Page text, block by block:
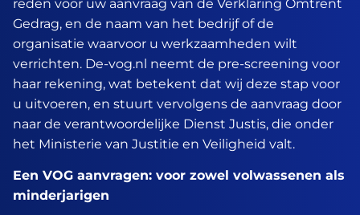
reden voor uw aanvraag van de Verklaring Omtrent
Gedrag, en de naam van het bedrijf of de
organisatie waarvoor u werkzaamheden wilt
verrichten. De-vog.nl neemt de pre-screening voor
haar rekening, wat betekent dat wij deze stap voor
u uitvoeren, en stuurt vervolgens de aanvraag door
naar de verantwoordelijke Dienst Justis, die onder
het Ministerie van Justitie en Veiligheid valt.
Een VOG aanvragen: voor zowel volwassenen als
minderjarigen